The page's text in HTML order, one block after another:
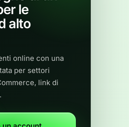
le
alto
online con una
per settori
link di